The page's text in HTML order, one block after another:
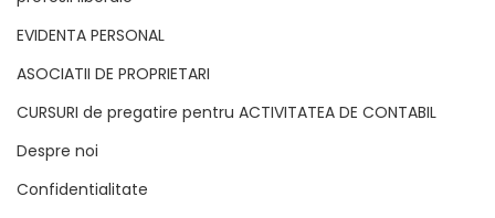
EVIDENTA PERSONAL
ASOCIATII DE PROPRIETARI
CURSURI de pregatire pentru ACTIVITATEA DE CONTABIL
Despre noi
Confidentialitate